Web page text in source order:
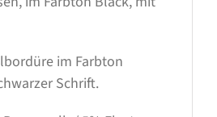
im Farbton
Schrift.